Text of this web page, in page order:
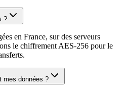
?
en France, sur des serveurs
le chiffrement AES-256 pour le
mes données ?